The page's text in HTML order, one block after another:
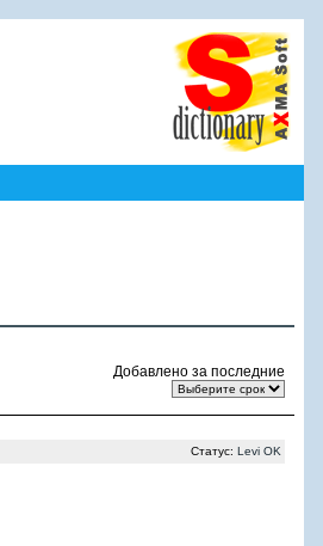
Добавлено за последние
Статус: Levi OK